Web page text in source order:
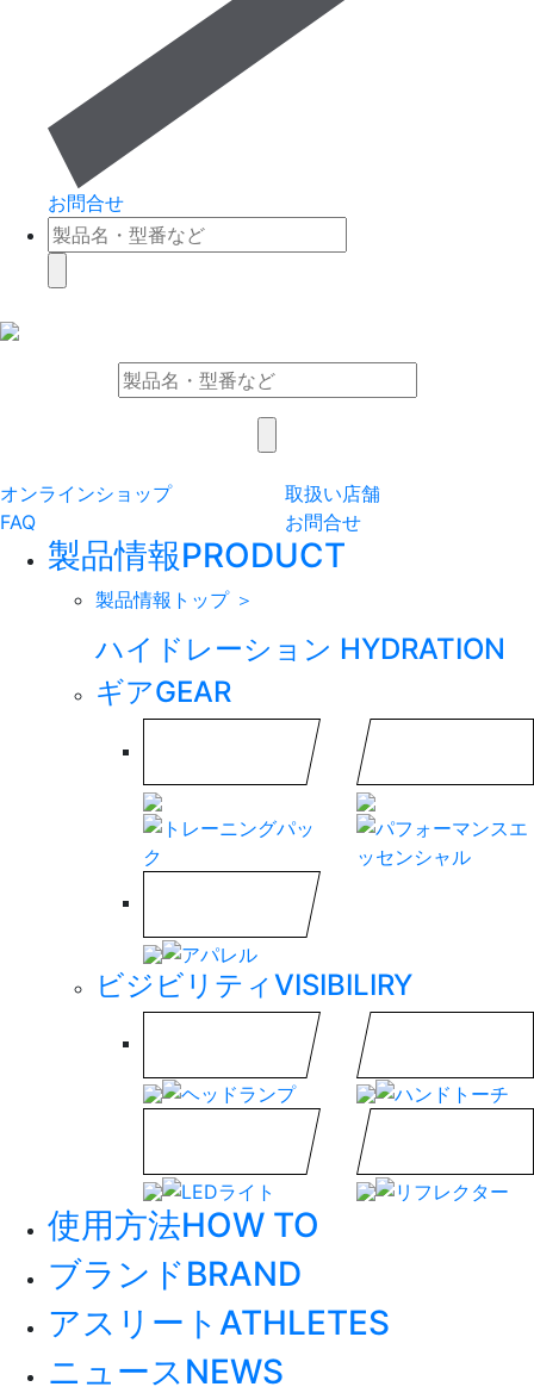
お問合せ
オンラインショップ
取扱い店舗
FAQ
お問合せ
製品情報PRODUCT
製品情報トップ ＞
ハイドレーション HYDRATION
ギアGEAR
ビジビリティVISIBILIRY
使用方法HOW TO
ブランドBRAND
アスリート ATHLETES
ニュース NEWS